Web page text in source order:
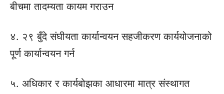
बीचमा तादम्यता कायम गराउन
४. २९ बुँदे संघीयता कार्यान्वयन सहजीकरण कार्ययोजनाको
पूर्ण कार्यान्वयन गर्न
५. अधिकार र कार्यबोझका आधारमा मात्र संस्थागत